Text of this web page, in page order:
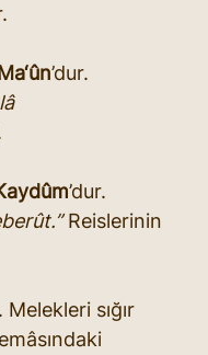
’dur.
’dur.
Reislerinin
Melekleri sığır